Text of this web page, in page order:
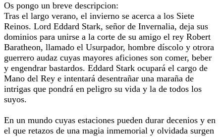
Os pongo un breve descripcion:
Tras el largo verano, el invierno se acerca a los Siete
Reinos. Lord Eddard Stark, señor de Invernalia, deja sus
dominios para unirse a la corte de su amigo el rey Robert
Baratheon, llamado el Usurpador, hombre díscolo y otrora
guerrero audaz cuyas mayores aficiones son comer, beber
y engendrar bastardos. Eddard Stark ocupará el cargo de
Mano del Rey e intentará desentrañar una maraña de
intrigas que pondrá en peligro su vida y la de todos los
suyos.
En un mundo cuyas estaciones pueden durar decenios y en
el que retazos de una magia inmemorial y olvidada surgen